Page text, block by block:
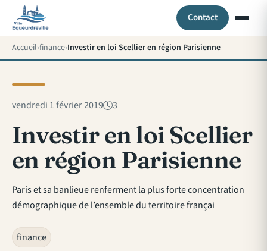
Contact
Accueil finance Investir en loi Scellier en région Parisienne
vendredi 1 février 2019 3
Investir en loi Scellier
en région Parisienne
Paris et sa banlieue renferment la plus forte concentration
démographique de l’ensemble du territoire françai
finance